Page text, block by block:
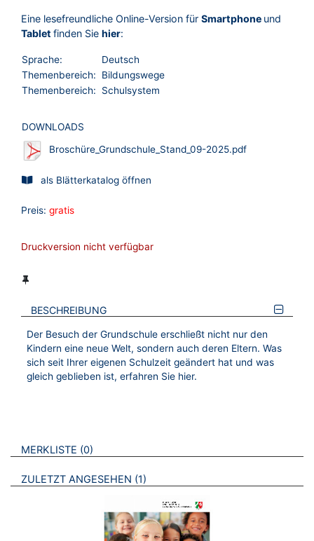
Eine lesefreundliche Online-Version für Smartphone und
Tablet finden Sie hier:
Sprache:
Deutsch
Themenbereich:
Bildungswege
Themenbereich:
Schulsystem
DOWNLOADS
Broschüre_Grundschule_Stand_09-2025.pdf
als Blätterkatalog öffnen
Preis: gratis
Druckversion nicht verfügbar
BESCHREIBUNG
Der Besuch der Grundschule erschließt nicht nur den
Kindern eine neue Welt, sondern auch deren Eltern. Was
sich seit Ihrer eigenen Schulzeit geändert hat und was
gleich geblieben ist, erfahren Sie hier.
VERWEISE AUF VERMERKTE- ODER ZULETZT ANGESEHENE
MERKLISTE 0 BROSCHÜREN
ZULETZT ANGESEHEN 1 BROSCHÜREN